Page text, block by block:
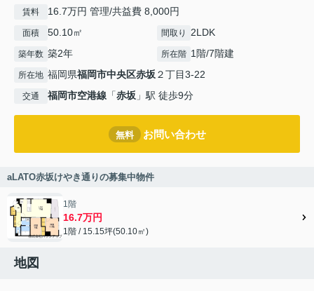
賃料 16.7万円 管理/共益費 8,000円
面積 50.10㎡ 間取り 2LDK
築年数 築2年 所在階 1階/7階建
所在地 福岡県福岡市中央区赤坂２丁目3-22
交通 福岡市空港線 「赤坂 」駅 徒歩9分
無料 お問い合わせ
aLATO赤坂けやき通りの募集中物件
1階
16.7万円
1階 / 15.15坪(50.10㎡)
地図